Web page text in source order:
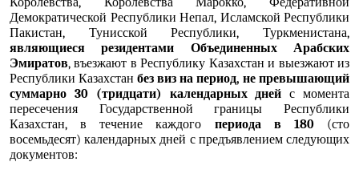
Демократической Республики Непал, Исламской Республики
Пакистан, Тунисской Республики, Туркменистана,
являющиеся резидентами Объединенных Арабских
Эмиратов, въезжают в Республику Казахстан и выезжают из
Республики Казахстан без виз на период, не превышающий
суммарно 30 (тридцати) календарных дней с момента
пересечения Государственной границы Республики
Казахстан, в течение каждого периода в 180(сто
восемьдесят) календарных дней с предъявлением следующих
документов: